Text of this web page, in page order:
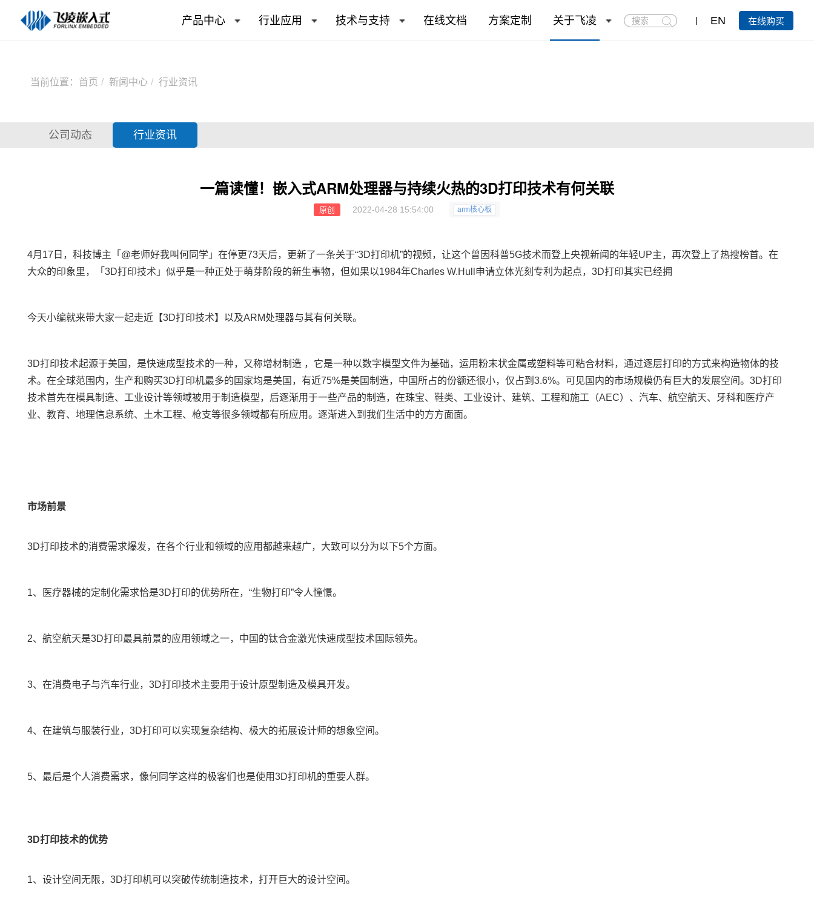
产品中心 行业应用 技术与支持 在线文档 方案定制 关于飞凌
搜
索
EN 在线购买
当前位置： 首页 新闻中心 行业资讯
公司动态 行业资讯
一篇读懂！嵌入式ARM处理器与持续火热的3D打印技术有何关联
原创 2022-04-28 15:54:00 arm核心板
4月17日，科技博主「@老师好我叫何同学」在停更73天后，更新了一条关于“3D打印机”的视频，让这个曾因科普5G技术而登上央视新闻的年轻UP主，再次登上了热搜榜首。在
大众的印象里，「3D打印技术」似乎是一种正处于萌芽阶段的新生事物，但如果以1984年Charles W.Hull申请立体光刻专利为起点，3D打印其实已经拥
今天小编就来带大家一起走近【3D打印技术】以及ARM处理器与其有何关联。
3D打印技术起源于美国，是快速成型技术的一种，又称增材制造 ，它是一种以数字模型文件为基础，运用粉末状金属或塑料等可粘合材料，通过逐层打印的方式来构造物体的技
术。在全球范围内，生产和购买3D打印机最多的国家均是美国，有近75%是美国制造，中国所占的份额还很小，仅占到3.6%。可见国内的市场规模仍有巨大的发展空间。3D打印
技术首先在模具制造、工业设计等领域被用于制造模型，后逐渐用于一些产品的制造，在珠宝、鞋类、工业设计、建筑、工程和施工（AEC）、汽车、航空航天、牙科和 医疗产
业、教育、地理信息系统、土木工程、枪支等很多领域都有所应用。逐渐进入到我们生活中的方方面面。
市场前景
3D打印技术的消费需求爆发，在各个行业和领域的应用都越来越广，大致可以分为以下5个方面。
1、医疗器械的定制化需求恰是3D打印的优势所在，“生物打印”令人憧憬。
2、航空航天是3D打印最具前景的应用领域之一，中国的钛合金激光快速成型技术国际领先。
3、在消费电子与汽车行业，3D打印技术主要用于设计原型制造及模具开发。
4、在建筑与服装行业，3D打印可以实现复杂结构、极大的拓展设计师的想象空间。
5、最后是个人消费需求，像何同学这样的极客们也是使用3D打印机的重要人群。
3D打印技术的优势
1、设计空间无限，3D打印机可以突破传统制造技术，打开巨大的设计空间。